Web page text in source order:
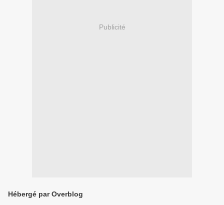
Publicité
Hébergé par Overblog